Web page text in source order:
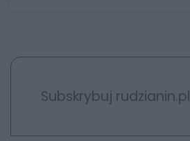
Subskrybuj rudzianin.pl